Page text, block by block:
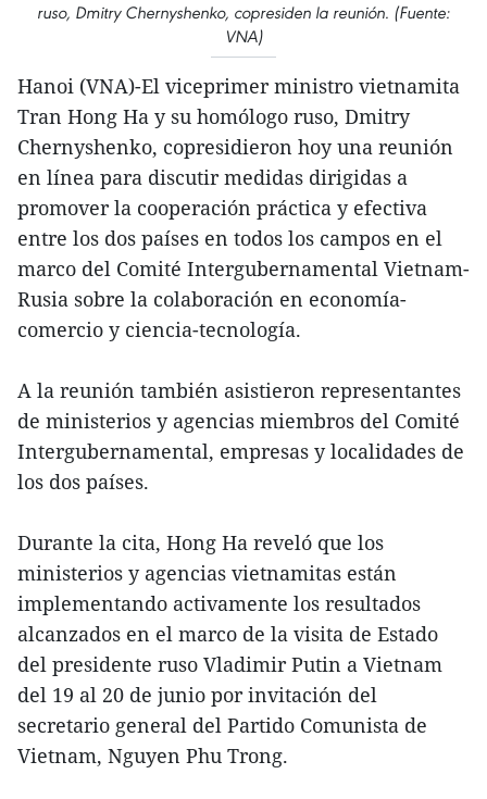
ruso, Dmitry Chernyshenko, copresiden la reunión. (Fuente:
VNA)
Hanoi (VNA)-El viceprimer ministro vietnamita
Tran Hong Ha y su homólogo ruso, Dmitry
Chernyshenko, copresidieron hoy una reunión
en línea para discutir medidas dirigidas a
promover la cooperación práctica y efectiva
entre los dos países en todos los campos en el
marco del Comité Intergubernamental Vietnam-
Rusia sobre la colaboración en economía-
comercio y ciencia-tecnología.
A la reunión también asistieron representantes
de ministerios y agencias miembros del Comité
Intergubernamental, empresas y localidades de
los dos países.
Durante la cita, Hong Ha reveló que los
ministerios y agencias vietnamitas están
implementando activamente los resultados
alcanzados en el marco de la visita de Estado
del presidente ruso Vladimir Putin a Vietnam
del 19 al 20 de junio por invitación del
secretario general del Partido Comunista de
Vietnam, Nguyen Phu Trong.